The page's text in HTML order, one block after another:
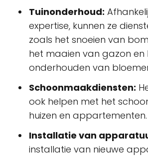
Tuinonderhoud:
expertise, kunnen ze
zoals het snoeien van
het maaien van gazon en
onderhouden van
Schoonmaakdiensten:
ook helpen met het
huizen en appartementen.
Installatie van
installatie van nieuwe